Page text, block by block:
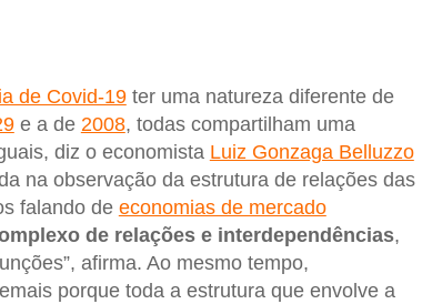
de Covid-19ter uma natureza diferente de
e a de 2008, todas compartilham uma
diz o economista Luiz Gonzaga Belluzzo
na observação da estrutura de relações das
falando de economias de mercado
de relações e interdependências,
afirma. Ao mesmo tempo,
porque toda a estrutura que envolve a